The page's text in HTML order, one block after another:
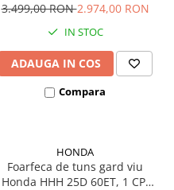
3.499,00 RON2.974,00 RON
IN STOC
ADAUGA IN COS
Compara
HONDA
Foarfeca de tuns gard viu
Honda HHH 25D 60ET, 1 CP,